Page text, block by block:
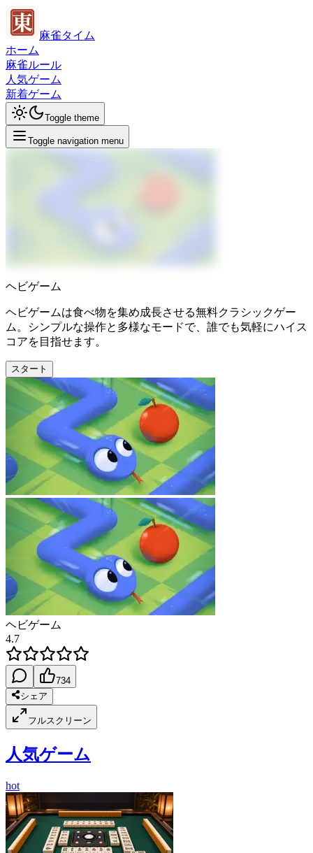
麻雀タイム
ホーム
麻雀ルール
人気ゲーム
新着ゲーム
Toggle theme
Toggle navigation menu
ヘビゲーム
ヘビゲームは食べ物を集め成長させる無料クラシックゲー
ム。シンプルな操作と多様なモードで、誰でも気軽にハイス
コアを目指せます。
スタート
ヘビゲーム
4.7
734
シェア
フルスクリーン
人気ゲーム
hot